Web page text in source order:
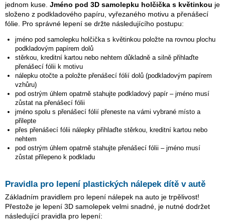
jednom kuse. Jméno pod 3D samolepku holčička s květinkou je
složeno z podkladového papíru, vyřezaného motivu a přenášecí
fólie. Pro správné lepení se držte následujícího postupu:
jméno pod samolepku holčička s květinkou položte na rovnou plochu
podkladovým papírem dolů
stěrkou, kreditní kartou nebo nehtem důkladně a silně přihlaďte
přenášecí fólii k motivu
nálepku otočte a položte přenášecí fólií dolů (podkladovým papírem
vzhůru)
pod ostrým úhlem opatrně stahujte podkladový papír – jméno musí
zůstat na přenášecí fólii
jméno spolu s přenášecí fólií přeneste na vámi vybrané místo a
přilepte
přes přenášecí fólii nálepky přihlaďte stěrkou, kreditní kartou nebo
nehtem
pod ostrým úhlem opatrně stahujte přenášecí fólii – jméno musí
zůstat přilepeno k podkladu
Pravidla pro lepení plastických nálepek dítě v autě
Základním pravidlem pro lepení nálepek na auto je trpělivost!
Přestože je lepení 3D samolepek velmi snadné, je nutné dodržet
následující pravidla pro lepení: